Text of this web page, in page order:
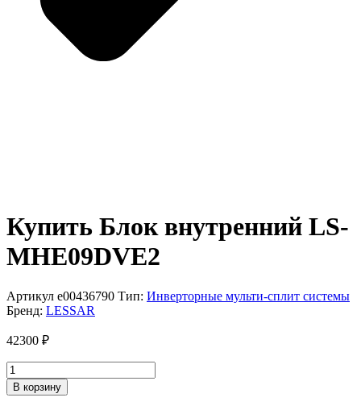
Купить Блок внутренний LS-
MHE09DVE2
Артикул e00436790 Тип: Инверторные мульти-сплит системы
Бренд: LESSAR
42300 ₽
Количество
товара
Блок
В корзину